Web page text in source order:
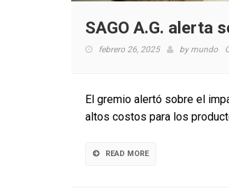
SAGO A.G. alerta
febrero 26, 2025 by mundo
El gremio alertó sobre el
altos costos para los
READ MORE